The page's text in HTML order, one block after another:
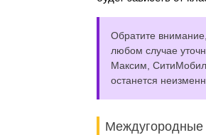
Обратите
любом случае
Максим, СитиМобил
останется
Междугородные